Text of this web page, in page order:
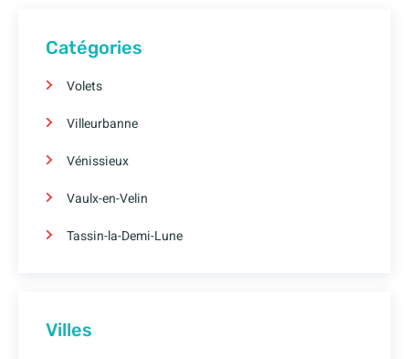
Catégories
Volets
Villeurbanne
Vénissieux
Vaulx-en-Velin
Tassin-la-Demi-Lune
Villes